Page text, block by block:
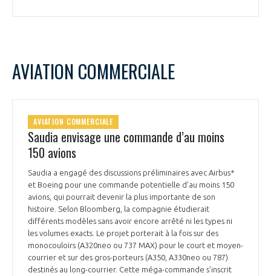
AVIATION COMMERCIALE
AVIATION COMMERCIALE
Saudia envisage une commande d’au moins
150 avions
Saudia a engagé des discussions préliminaires avec Airbus*
et Boeing pour une commande potentielle d’au moins 150
avions, qui pourrait devenir la plus importante de son
histoire. Selon Bloomberg, la compagnie étudierait
différents modèles sans avoir encore arrêté ni les types ni
les volumes exacts. Le projet porterait à la fois sur des
monocouloirs (A320neo ou 737 MAX) pour le court et moyen-
courrier et sur des gros-porteurs (A350, A330neo ou 787)
destinés au long-courrier. Cette méga-commande s’inscrit